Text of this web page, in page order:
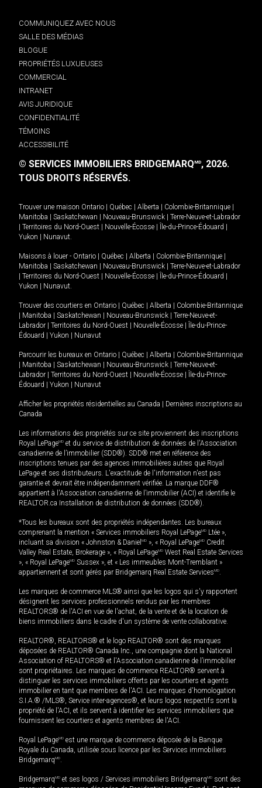
COMMUNIQUEZ AVEC NOUS
SALLE DES MÉDIAS
BLOGUE
PROPRIÉTÉS LUXUEUSES
COMMERCIAL
INTRANET
AVIS JURIDIQUE
CONFIDENTIALITÉ
TÉMOINS
ACCESSIBILITÉ
© SERVICES IMMOBILIERS BRIDGEMARQMD, 2026.
TOUS DROITS RÉSERVÉS.
Trouver une maison Ontario Québec Alberta Colombie-Britannique
Manitoba
Saskatchewan Nouveau-Brunswick
Terre-Neuve-et-Labrador
Territoires du Nord-Ouest Nouvelle-Écosse Île-du-Prince-Édouard
Yukon
Nunavut.
Maisons à louer - Ontario Québec Alberta Colombie-Britannique
Manitoba
Saskatchewan Nouveau-Brunswick
Terre-Neuve-et-Labrador
Territoires du Nord-Ouest Nouvelle-Écosse Île-du-Prince-Édouard
Yukon
Nunavut.
Trouver des courtiers en Ontario Québec Alberta
Colombie-Britannique
Manitoba Saskatchewan Nouveau-Brunswick
Terre-Neuve-et-
Labrador
Territoires du Nord-Ouest Nouvelle-Écosse
Île-du-Prince-
Édouard
Yukon Nunavut
Parcourir les bureaux en Ontario Québec Alberta
Colombie-Britannique
Manitoba Saskatchewan Nouveau-Brunswick
Terre-Neuve-et-
Labrador
Territoires du Nord-Ouest Nouvelle-Écosse
Île-du-Prince-
Édouard
Yukon Nunavut
Afficher les propriétés résidentielles au Canada
Dernières inscriptions au
Canada
Les informations des propriétés sur ce site proviennent des inscriptions
Royal LePageMD et du service de distribution de données de l'Association
canadienne de l’immobilier (SDD®). SDD® met en référence des
inscriptions tenues par des agences immobilières autres que Royal
LePage et ses distributeurs. L'exactitude de l'information n'est pas
garantie et devrait être indépendamment vérifiée. La marque DDF®
appartient à l'Association canadienne de l’immobilier (ACI) et identifie le
REALTOR.ca Installation de distribution de données (SDD®).
*Tous les bureaux sont des propriétés indépendantes. Les bureaux
comprenant la mention « Services immobiliers Royal LePageMD Ltée »,
incluant sa division « Johnston & Daniel MD », « Royal LePageMD Credit
Valley Real Estate, Brokerage », « Royal LePageMD West Real Estate Services
», « Royal LePageMD Sussex », et « Les immeubles Mont-Tremblant »
appartiennent et sont gérés par Bridgemarq Real Estate ServicesMD.
Les marques de commerce MLS® ainsi que les logos qui s'y rapportent
désignent les services professionnels rendus par les membres
REALTORS® de l'ACI en vue de l'achat, de la vente et de la location de
biens immobiliers dans le cadre d'un système de vente collaborative.
REALTOR®, REALTORS® et le logo REALTOR® sont des marques
déposées de REALTOR® Canada Inc., une compagnie dont la National
Association of REALTORS® et l'Association canadienne de l’immobilier
sont propriétaires. Les marques de commerce REALTOR® servent à
distinguer les services immobiliers offerts par les courtiers et agents
immobilier en tant que membres de l'ACI. Les marques d'homologation
S.I.A.® /MLS®, Service inter-agences®, et leurs logos respectifs sont la
propriété de l'ACI, et ils servent à identifier les services immobiliers que
fournissent les courtiers et agents membres de l'ACI.
Royal LePageMD est une marque de commerce déposée de la Banque
Royale du Canada, utilisée sous licence par les Services immobiliers
BridgemarqMD.
BridgemarqMD et ses logos / Services immobiliers BridgemarqMD sont des